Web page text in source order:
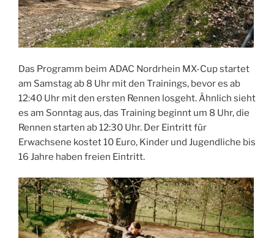
Das Programm beim ADAC Nordrhein MX-Cup startet
am Samstag ab 8 Uhr mit den Trainings, bevor es ab
12:40 Uhr mit den ersten Rennen losgeht. Ähnlich sieht
es am Sonntag aus, das Training beginnt um 8 Uhr, die
Rennen starten ab 12:30 Uhr. Der Eintritt für
Erwachsene kostet 10 Euro, Kinder und Jugendliche bis
16 Jahre haben freien Eintritt.